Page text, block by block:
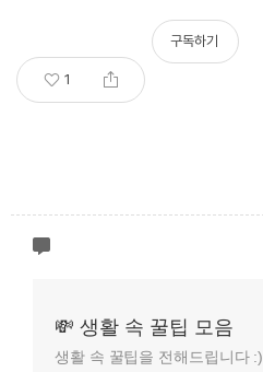
1
구독하기
💸 생활 속 꿀팁 모음
생활 속 꿀팁을 전해드립니다 :)